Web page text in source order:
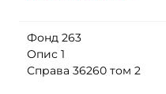
Фонд 263
Опис 1
Справа 36260 том 2